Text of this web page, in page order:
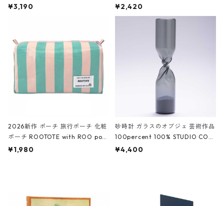
ファスナーポーチ 撥水加工 トラベ
ーガンディー、オフホワイト
¥3,190
大きめ 撥水加工 収納ポーチ CRO
CODILE/Black クロコダイル/ブラ
¥2,420
2026新作 ポーチ 旅行ポーチ 化粧
ポーチ ROOTOTE with ROO pou
ch 3532 ルートート WR.ポーチ.ラ
¥1,980
砂時計 ガラスのオブジェ 芸術作品
100percent 100% STUDIO COH
AKU Timeless 100パーセント ス
¥4,400